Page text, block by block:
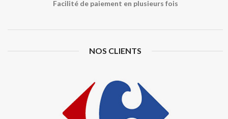
Facilité de paiement en plusieurs fois
NOS CLIENTS